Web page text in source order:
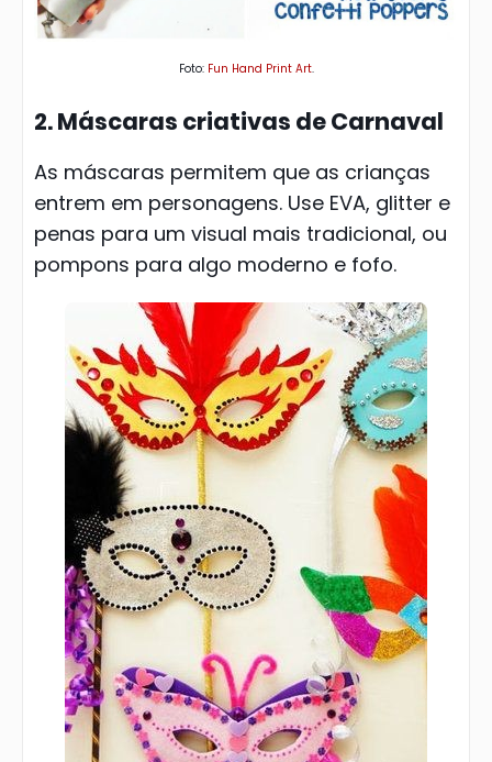
Foto: Fun Hand Print Art.
2. Máscaras criativas de Carnaval
As máscaras permitem que as crianças
entrem em personagens. Use EVA, glitter e
penas para um visual mais tradicional, ou
pompons para algo moderno e fofo.